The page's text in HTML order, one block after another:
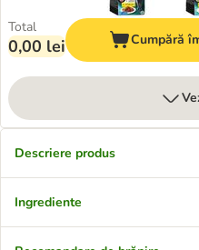
Total
0,00 lei Cumpără
Descriere produs
Ingrediente